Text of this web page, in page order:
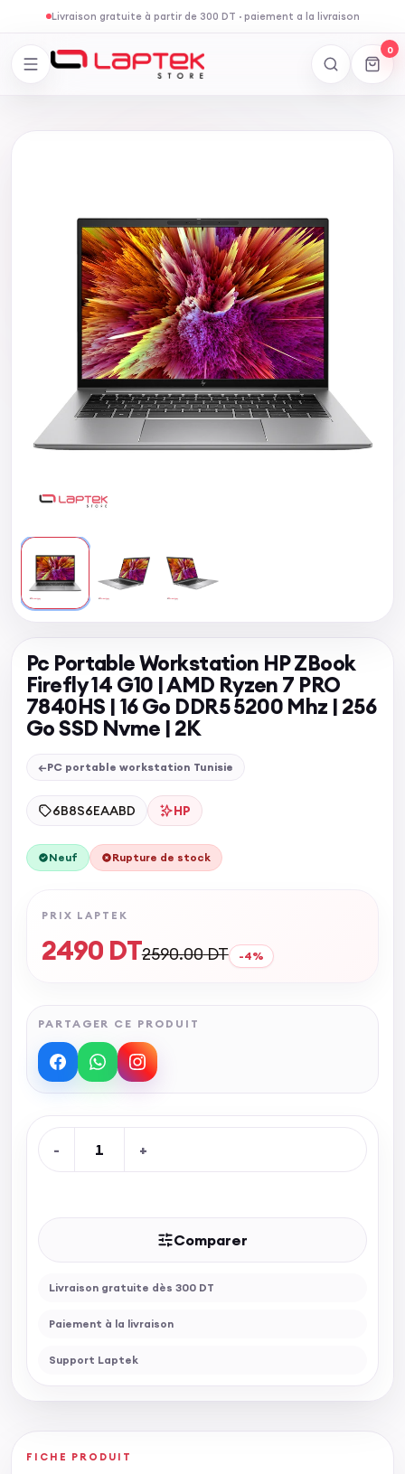
Livraison gratuite à partir de 300 DT ·paiement a la livraison
0
Pc Portable Workstation HP ZBook
Firefly 14 G10 | AMD Ryzen 7 PRO
7840HS | 16 Go DDR5 5200 Mhz | 256
Go SSD Nvme | 2K
←PC portable workstation Tunisie
6B8S6EAABD HP
Neuf Rupture de stock
PRIX LAPTEK
2490 DT2590.00DT -4%
PARTAGER CE PRODUIT
- 1 +
Comparer
Livraison gratuite dès 300 DT
Paiement à la livraison
Support Laptek
FICHE PRODUIT